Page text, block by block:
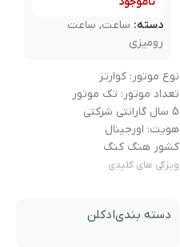
دسته: ساعت, ساعت
رومیزی
نوع موتور: کوارتز
تعداد موتور: تک موتور
5 سال گارانتی شرکتی
هویت: اورجینال
کشور هنگ کنگ
ویژگی های کلیدی
دسته بندیادکلن